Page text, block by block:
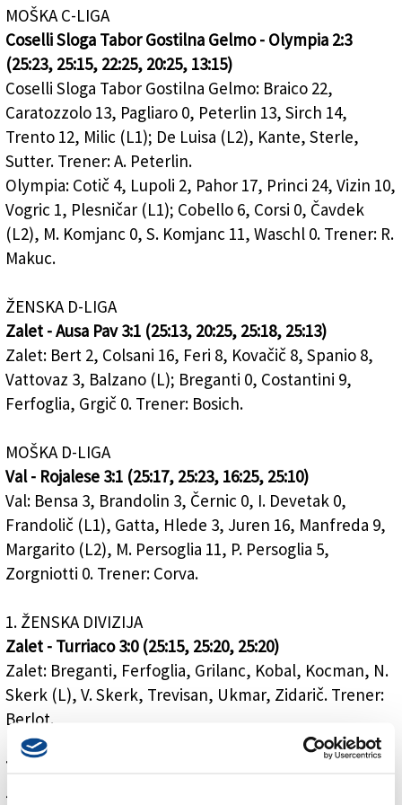
MOŠKA C-LIGA
Coselli Sloga Tabor Gostilna Gelmo - Olympia 2:3
(25:23, 25:15, 22:25, 20:25, 13:15)
Coselli Sloga Tabor Gostilna Gelmo: Braico 22,
Caratozzolo 13, Pagliaro 0, Peterlin 13, Sirch 14,
Trento 12, Milic (L1); De Luisa (L2), Kante, Sterle,
Sutter. Trener: A. Peterlin.
Olympia: Cotič 4, Lupoli 2, Pahor 17, Princi 24, Vizin 10,
Vogric 1, Plesničar (L1); Cobello 6, Corsi 0, Čavdek
(L2), M. Komjanc 0, S. Komjanc 11, Waschl 0. Trener: R.
Makuc.
ŽENSKA D-LIGA
Zalet - Ausa Pav 3:1 (25:13, 20:25, 25:18, 25:13)
Zalet: Bert 2, Colsani 16, Feri 8, Kovačič 8, Spanio 8,
Vattovaz 3, Balzano (L); Breganti 0, Costantini 9,
Ferfoglia, Grgič 0. Trener: Bosich.
MOŠKA D-LIGA
Val - Rojalese 3:1 (25:17, 25:23, 16:25, 25:10)
Val: Bensa 3, Brandolin 3, Černic 0, I. Devetak 0,
Frandolič (L1), Gatta, Hlede 3, Juren 16, Manfreda 9,
Margarito (L2), M. Persoglia 11, P. Persoglia 5,
Zorgniotti 0. Trener: Corva.
1. ŽENSKA DIVIZIJA
Zalet - Turriaco 3:0 (25:15, 25:20, 25:20)
Zalet: Breganti, Ferfoglia, Grilanc, Kobal, Kocman, N.
Skerk (L), V. Skerk, Trevisan, Ukmar, Zidarič. Trener:
Berlot.
Torriana - Zalet Kontovel 1:3 (25:13, 20:25, 19:25, 22:25)
Zalet Kontovel: Antognolli 5, Ban 6, Bukavec 22, Il.